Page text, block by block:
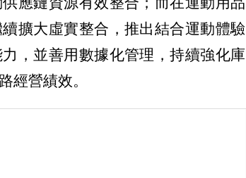
擴大虛實整合，推出結合運動體驗
，並善用數據化管理，持續強化庫
經營績效。